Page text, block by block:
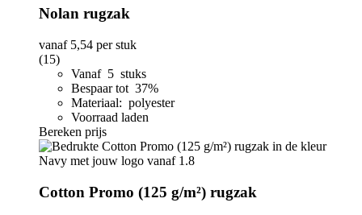
Nolan rugzak
vanaf 5,54 per stuk
(15)
Vanaf 5 stuks
Bespaar tot 37%
Materiaal: polyester
Voorraad laden
Bereken prijs
Cotton Promo (125 g/m²) rugzak